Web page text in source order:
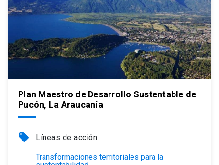
Plan Maestro de Desarrollo Sustentable de
Pucón, La Araucanía
local_offer Líneas de acción
Transformaciones territoriales para la